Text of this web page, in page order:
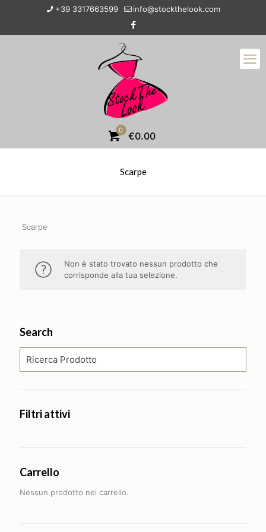
+39 3317663599 info@stockthelook.com
0 €0.00
Scarpe
Scarpe
Non è stato trovato nessun prodotto che
corrisponde alla tua selezione.
Search
Filtri attivi
Carrello
Nessun prodotto nel carrello.